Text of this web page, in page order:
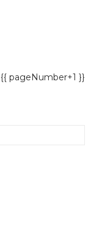
{{ pageNumber+1 }}